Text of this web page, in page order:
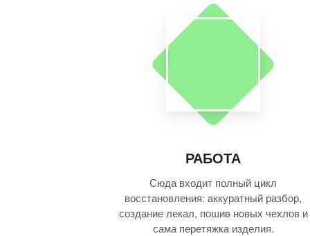
РАБОТА
Сюда входит полный цикл
восстановления: аккуратный разбор,
создание лекал, пошив новых чехлов и
сама перетяжка изделия.